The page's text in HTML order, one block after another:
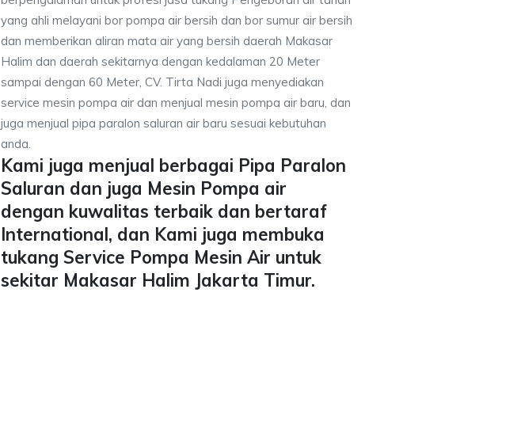
yang ahli melayani bor pompa air bersih dan bor sumur air bersih
dan memberikan aliran mata air yang bersih daerah Makasar
Halim dan daerah sekitarnya dengan kedalaman 20 Meter
sampai dengan 60 Meter, CV. Tirta Nadi juga menyediakan
service mesin pompa air dan menjual mesin pompa air baru, dan
juga menjual pipa paralon saluran air baru sesuai kebutuhan
anda.
Kami juga menjual berbagai Pipa Paralon
Saluran dan juga Mesin Pompa air
dengan kuwalitas terbaik dan bertaraf
International, dan Kami juga membuka
tukang Service Pompa Mesin Air untuk
sekitar Makasar Halim Jakarta Timur.